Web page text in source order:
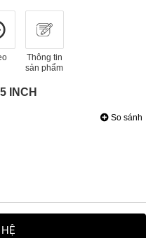
Thông tin
sản phẩm
INCH
So sánh